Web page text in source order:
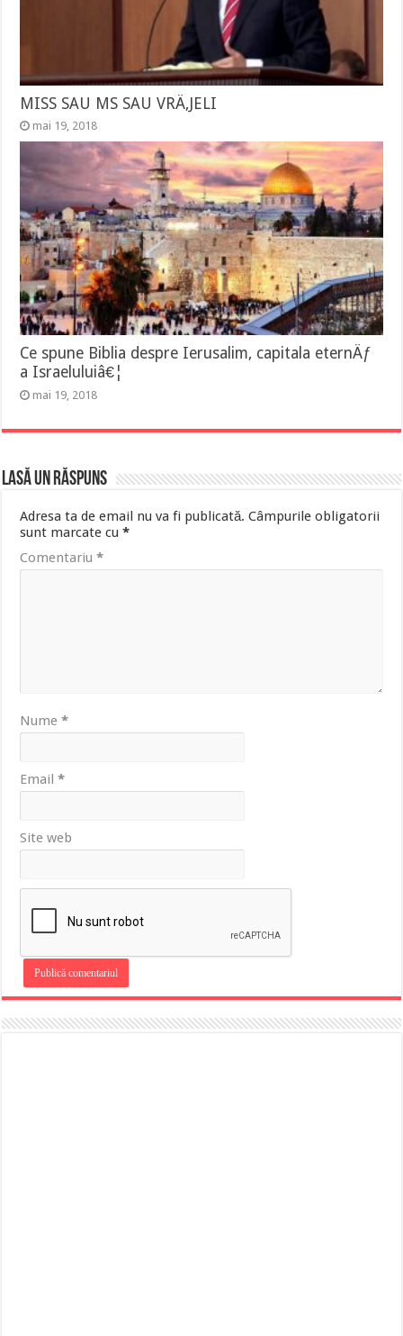
MISS SAU MS SAU VRÄ‚JELI
mai 19, 2018
Ce spune Biblia despre Ierusalim, capitala eternÄƒ
a Israeluluiâ€¦
mai 19, 2018
Lasă un răspuns
Adresa ta de email nu va fi publicată. Câmpurile obligatorii
sunt marcate cu*
Comentariu*
Nume*
Email*
Site web